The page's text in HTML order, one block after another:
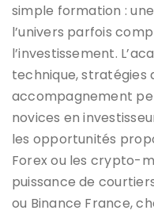
simple formation :
l’univers parfois
l’investissement.
technique, stratégies
accompagnement
novices en
les opportunités
Forex ou les crypto-
puissance de
ou Binance France,